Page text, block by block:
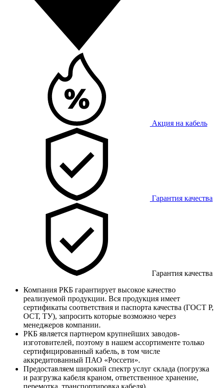
Акция на кабель
Гарантия качества
Гарантия качества
Компания РКБ гарантирует высокое качество
реализуемой продукции. Вся продукция имеет
сертификаты соответствия и паспорта качества (ГОСТ Р,
ОСТ, ТУ), запросить которые возможно через
менеджеров компании.
РКБ является партнером крупнейших заводов-
изготовителей, поэтому в нашем ассортименте только
сертифицированный кабель, в том числе
аккредитованный ПАО «Россети».
Предоставляем широкий спектр услуг склада (погрузка
и разгрузка кабеля краном, ответственное хранение,
перемотка, транспортировка кабеля).